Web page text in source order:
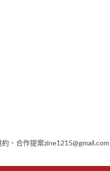
、合作提案zine1215@gmail.com